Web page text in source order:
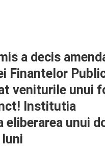
a decis
Finantelor
veniturile unui
Institutia
eliberarea unui
luni